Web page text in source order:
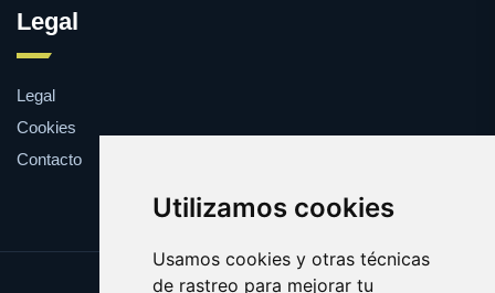
Utilizamos cookies
Usamos cookies y otras técnicas
de rastreo para mejorar tu
Legal
Legal
Cookies
Contacto
Update cookies preferences